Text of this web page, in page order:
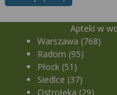
Apteki w
Warszawa (768)
Radom (95)
Płock (51)
Siedlce (37)
Ostrołęka (29)